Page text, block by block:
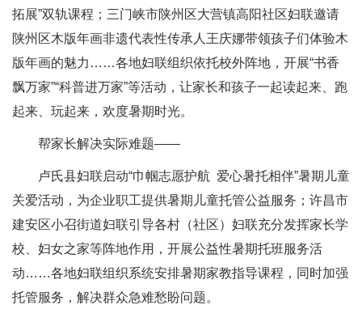
拓展”双轨课程；三门峡市陕州区大营镇高阳社区妇联邀请
陕州区木版年画非遗代表性传承人王庆娜带领孩子们体验木
版年画的魅力……各地妇联组织依托校外阵地，开展“书香
飘万家”“科普进万家”等活动，让家长和孩子一起读起来、跑
起来、玩起来，欢度暑期时光。
帮家长解决实际难题——
卢氏县妇联启动“巾帼志愿护航 爱心暑托相伴”暑期儿童
关爱活动，为企业职工提供暑期儿童托管公益服务；许昌市
建安区小召街道妇联引导各村（社区）妇联充分发挥家长学
校、妇女之家等阵地作用，开展公益性暑期托班服务活
动……各地妇联组织系统安排暑期家教指导课程，同时加强
托管服务，解决群众急难愁盼问题。